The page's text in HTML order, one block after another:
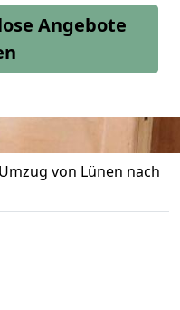
Angebote
Umzug von Lünen nach